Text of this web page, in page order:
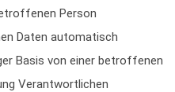
Person
Daten automatisch
Basis von einer betroffenen
Verantwortlichen